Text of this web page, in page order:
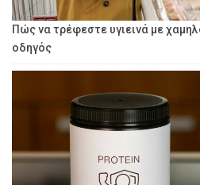
Πώς να τρέφεστε υγιεινά με
οδηγός